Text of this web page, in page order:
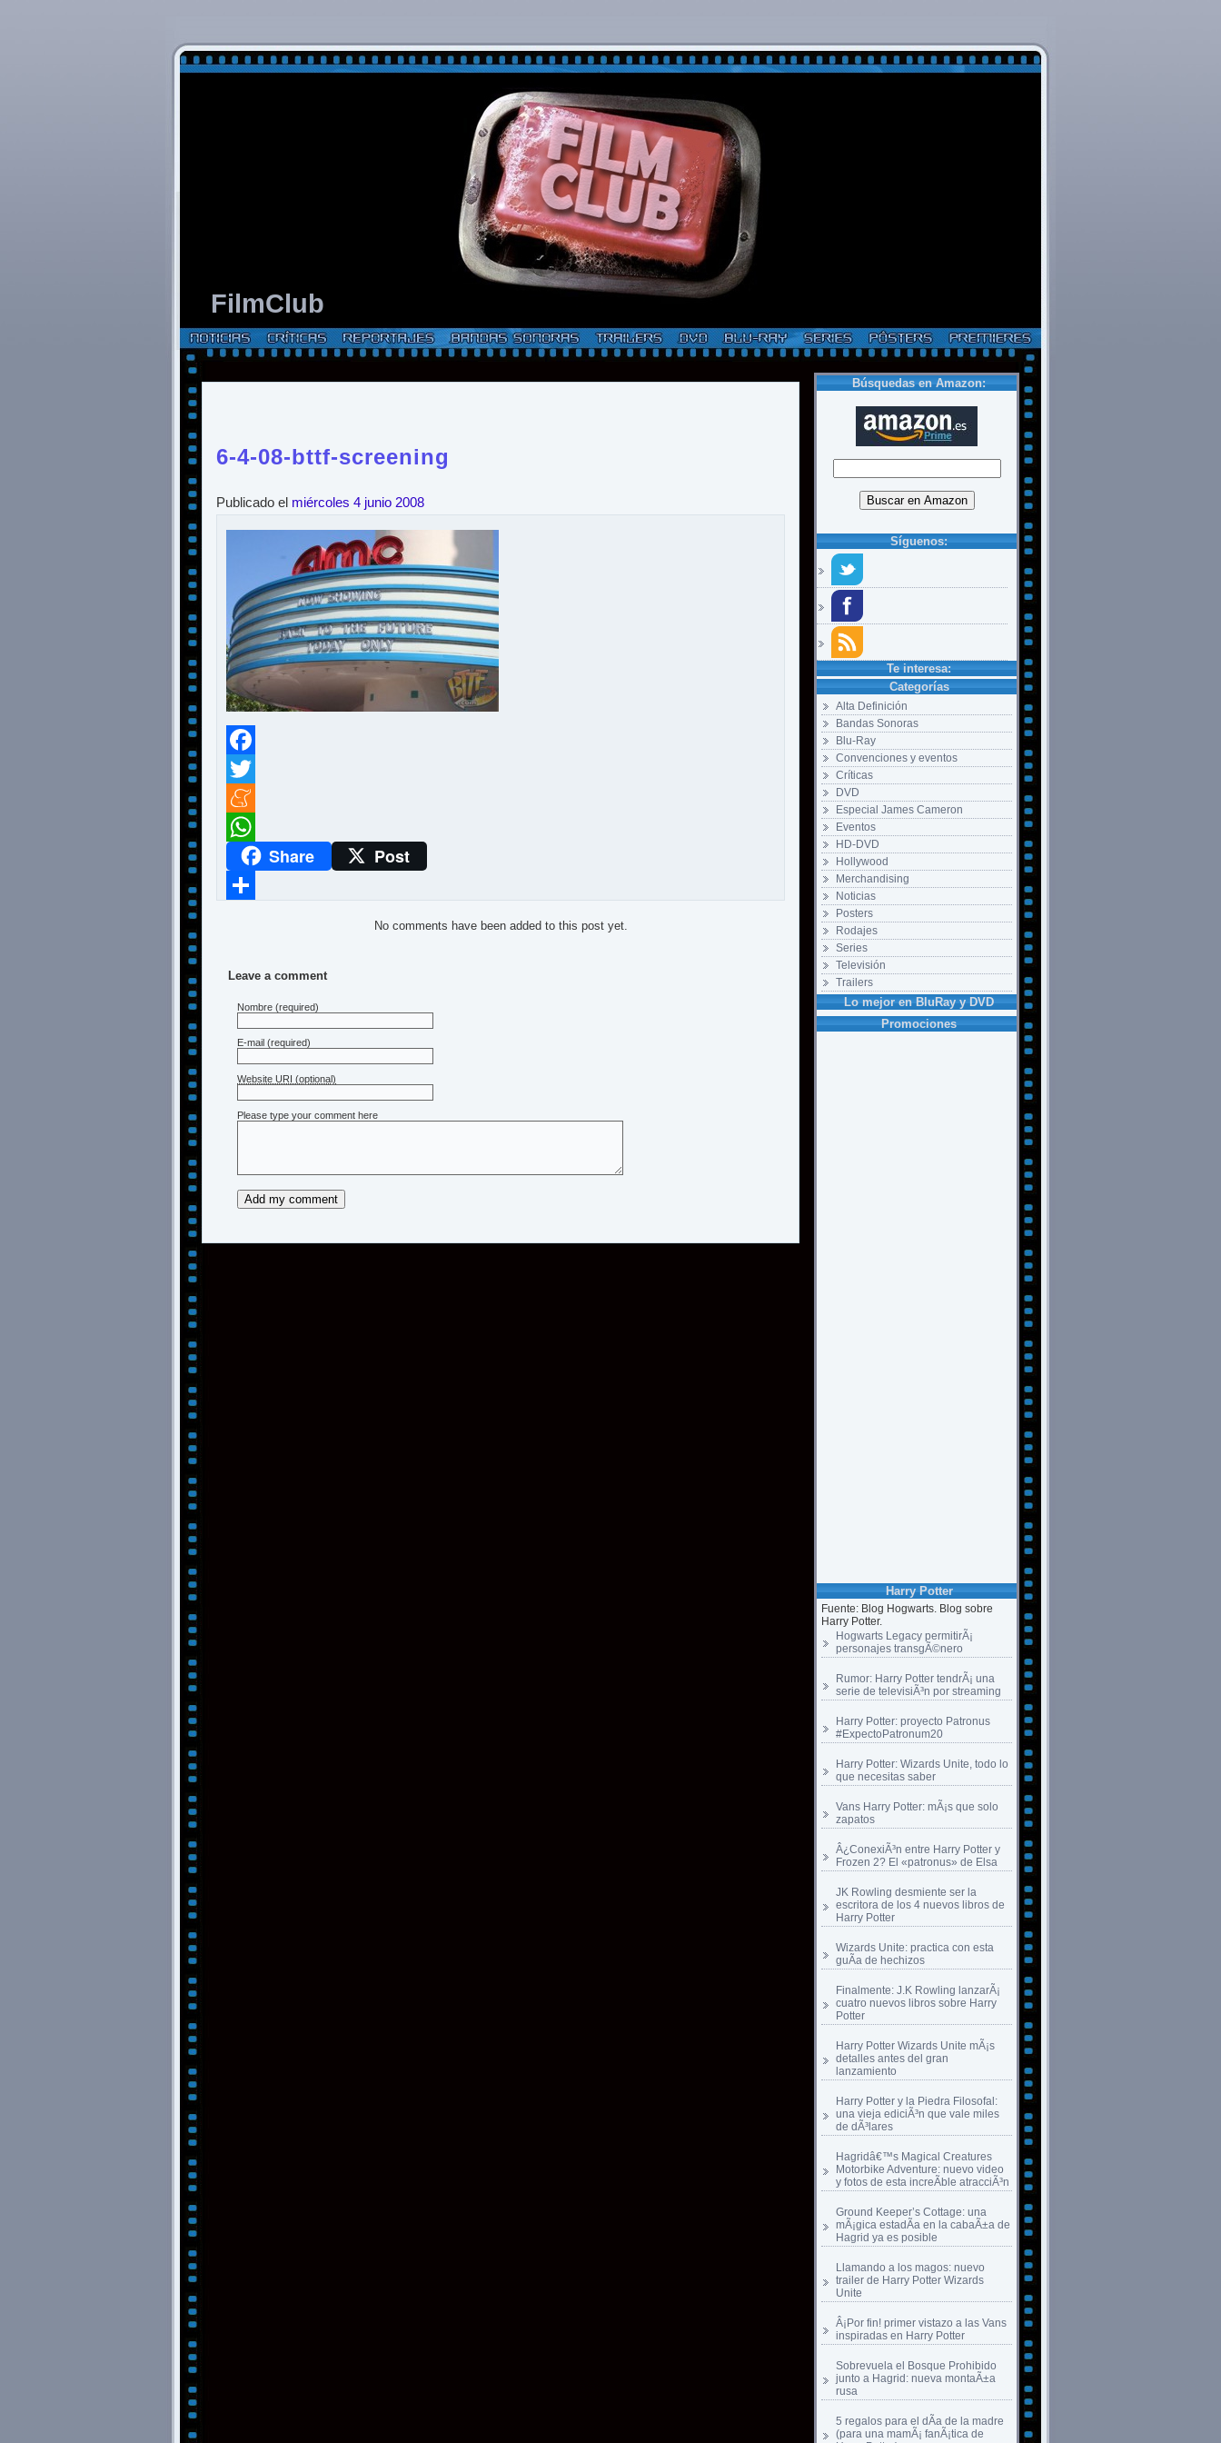
FilmClub
Búsquedas en Amazon:
Síguenos:
Te interesa:
Categorías
Alta Definición
Bandas Sonoras
Blu-Ray
Convenciones y eventos
Críticas
DVD
Especial James Cameron
Eventos
HD-DVD
Hollywood
Merchandising
Noticias
Posters
Rodajes
Series
Televisión
Trailers
Lo mejor en BluRay y DVD
Promociones
Harry Potter
Fuente: Blog Hogwarts. Blog sobre
Harry Potter.
Hogwarts Legacy permitirÃ¡
personajes transgÃ©nero
Rumor: Harry Potter tendrÃ¡ una
serie de televisiÃ³n por streaming
Harry Potter: proyecto Patronus
#ExpectoPatronum20
Harry Potter: Wizards Unite, todo lo
que necesitas saber
Vans Harry Potter: mÃ¡s que solo
zapatos
Â¿ConexiÃ³n entre Harry Potter y
Frozen 2? El «patronus» de Elsa
JK Rowling desmiente ser la
escritora de los 4 nuevos libros de
Harry Potter
Wizards Unite: practica con esta
guÃ­a de hechizos
Finalmente: J.K Rowling lanzarÃ¡
cuatro nuevos libros sobre Harry
Potter
Harry Potter Wizards Unite mÃ¡s
detalles antes del gran
lanzamiento
Harry Potter y la Piedra Filosofal:
una vieja ediciÃ³n que vale miles
de dÃ³lares
Hagridâ€™s Magical Creatures
Motorbike Adventure: nuevo video
y fotos de esta increÃ­ble atracciÃ³n
Ground Keeper’s Cottage: una
mÃ¡gica estadÃ­a en la cabaÃ±a de
Hagrid ya es posible
Llamando a los magos: nuevo
trailer de Harry Potter Wizards
Unite
Â¡Por fin! primer vistazo a las Vans
inspiradas en Harry Potter
Sobrevuela el Bosque Prohibido
junto a Hagrid: nueva montaÃ±a
rusa
5 regalos para el dÃ­a de la madre
(para una mamÃ¡ fanÃ¡tica de
6-4-08-bttf-screening
Publicado el miércoles 4 junio 2008
Facebook
Twitter
Meneame
WhatsAppShare Post
No comments have been added to this post yet.
Leave a comment
Nombre (required)
E-mail (required)
Website URI (optional)
Please type your comment here